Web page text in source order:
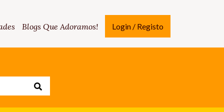
Blogs Que Adoramos! Login / Registo